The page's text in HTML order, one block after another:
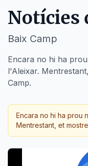
Notícies
Baix Camp
Encara no hi ha
l'Aleixar.
Camp.
Encara no hi ha prou
Mentrestant, et